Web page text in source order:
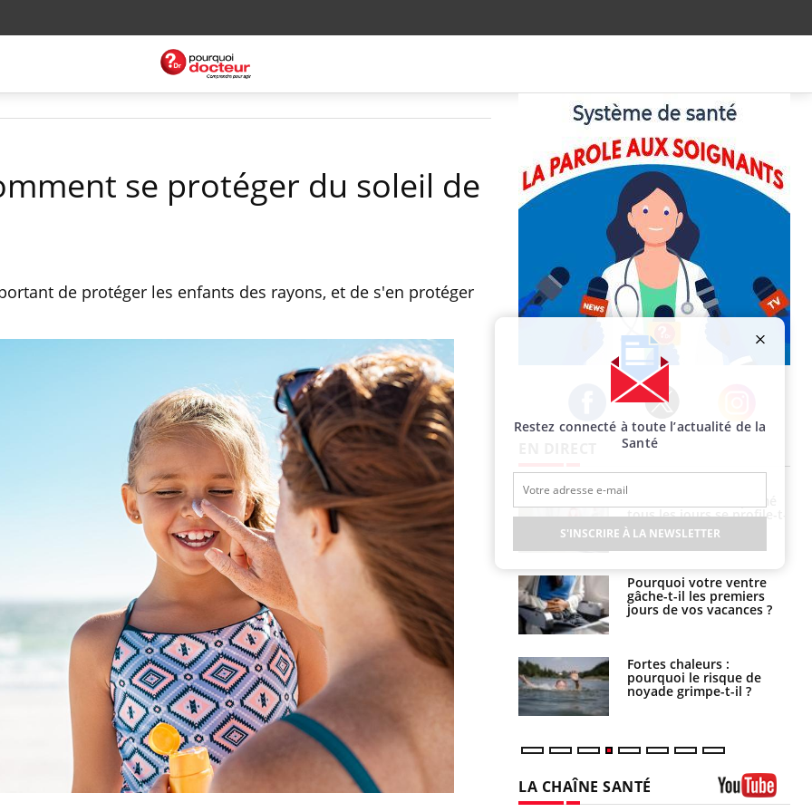
se protéger du soleil de
de protéger les enfants des rayons, et de s'en protéger
Facebook Twitter Instagram
Les médicaments GLP-1
protègent-ils aussi les os
Cytomégalovirus : ce qui
change dans la prise en
charge des femmes
enceintes
La sieste empêche-t-elle
de dormir la nuit ?
tous les jours se profile-t-
elle enfin ?
Pourquoi votre ventre
gâche-t-il les premiers
jours de vos vacances ?
Fortes chaleurs :
pourquoi le risque de
noyade grimpe-t-il ?
freiner la propagation du
cancer ?
Pourquoi manger moins
de protéines pourrait
finalement être bénéfique
Grossesse et chaleur : ce
que dit la science
LA CHAÎNE SANTÉ
Restez connecté à toute l’actualité de la
Santé
S'INSCRIRE À LA NEWSLETTER